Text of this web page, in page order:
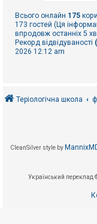
Всього онлайн 175
173 гостей (Ця
впродовж останніх 5
Рекорд відвідуваності
2026 12:12 am
Теріологічна школа
CleanSilver style by
Український переклад